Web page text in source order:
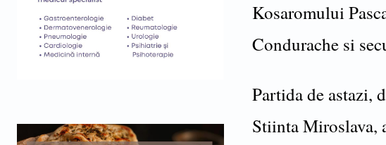
Kosaromului
Condurache si
Partida de astazi,
Stiinta Miroslava,